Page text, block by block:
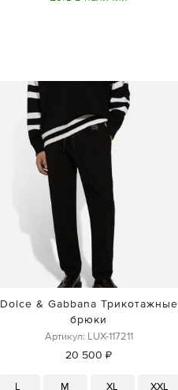
Dolce & Gabbana Трикотажные
брюки
Артикул: LUX-117211
20 500 ₽
L M XL XXL